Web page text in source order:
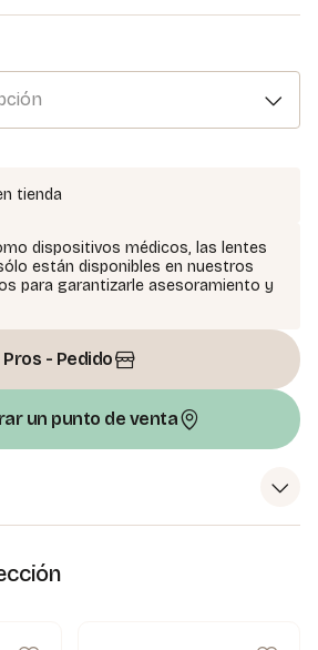
tienda
dispositivos médicos, las lentes
están disponibles en nuestros
para garantizarle asesoramiento y
Pros - Pedido
un punto de venta